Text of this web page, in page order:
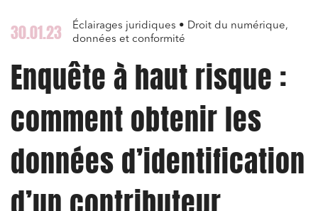
30.01.23
Éclairages juridiques • Droit du numérique,
données et conformité
Enquête à haut risque :
comment obtenir les
données d’identification